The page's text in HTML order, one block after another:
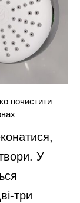
почистити
У
три